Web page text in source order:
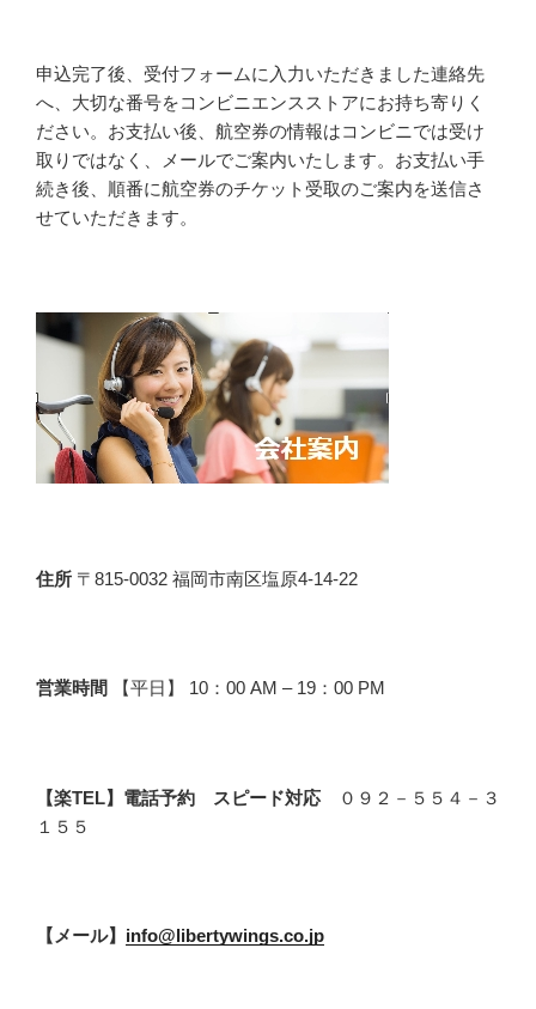
申込完了後、受付フォームに入力いただきました連絡先
へ、大切な番号をコンビニエンスストアにお持ち寄りく
ださい。お支払い後、航空券の情報はコンビニでは受け
取りではなく、メールでご案内いたします。お支払い手
続き後、順番に航空券のチケット受取のご案内を送信さ
せていただきます。
住所 〒815-0032 福岡市南区塩原4-14-22
営業時間 【平日】 10：00 AM – 19：00 PM
【楽TEL】電話予約 スピード対応
０９２－５５４－３
１５５
【メール】 info@libertywings.co.jp